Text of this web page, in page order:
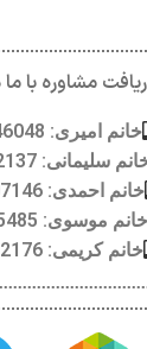
مشاوره با ما
خانم امیری: 09192146048
سلیمانی: 09192402137
خانم احمدی: 09192507146
خانم موسوی: 09192075485
خانم کریمی: 09194052176